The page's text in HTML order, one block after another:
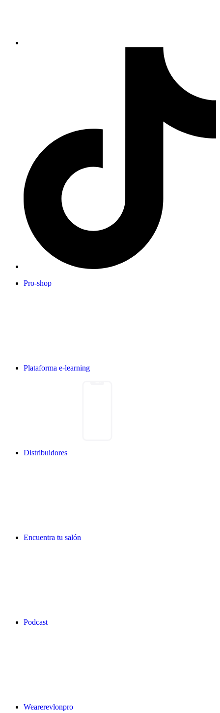
Pro-shop
Plataforma e-learning
Distribuidores
Encuentra tu salón
Podcast
Wearerevlonpro